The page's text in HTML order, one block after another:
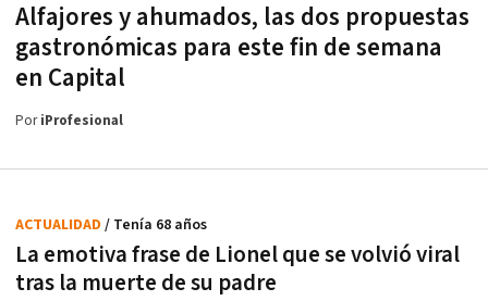
Alfajores y ahumados, las dos propuestas
gastronómicas para este fin de semana
en Capital
PoriProfesional
La emotiva frase de Lionel que se volvió viral
tras la muerte de su padre
ACTUALIDAD / Tenía 68 años